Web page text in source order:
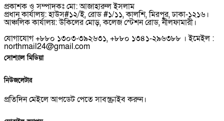
প্রকাশক ও সম্পাদকঃ মো: আজাহারুল ইসলাম
প্রধান কার্যালয়: হাউস#১২/ই, রোড #১/১১, কালশি, মিরপুর, ঢাকা-১২১৬।
আঞ্চলিক কার্যালয়: উকিলের মোড়, কলেজ স্টেশন রোড, নীলফামারী।
যোগাযোগ +৮৮০ ১৩০৩-৩৯২৬৩১, +৮৮০ ১৩৪১-২৯৬৩৮৮ । ইমেইল :
northmail24@gmail.com
সোশ্যাল মিডিয়া
নিউজলেটার
প্রতিদিন মেইলে আপডেট পেতে সাবস্ক্রাইব করুন।